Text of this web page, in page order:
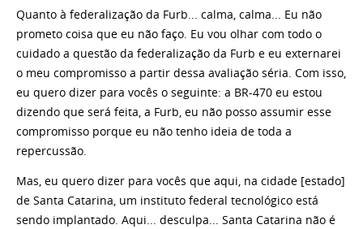
Quanto à federalização da Furb... calma, calma... Eu não
prometo coisa que eu não faço. Eu vou olhar com todo o
cuidado a questão da federalização da Furb e eu externarei
o meu compromisso a partir dessa avaliação séria. Com isso,
eu quero dizer para vocês o seguinte: a BR-470 eu estou
dizendo que será feita, a Furb, eu não posso assumir esse
compromisso porque eu não tenho ideia de toda a
repercussão.
Mas, eu quero dizer para vocês que aqui, na cidade [estado]
de Santa Catarina, um instituto federal tecnológico está
sendo implantado. Aqui... desculpa... Santa Catarina não é